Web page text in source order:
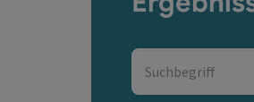
Suchbegriff